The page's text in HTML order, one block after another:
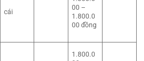
cái
00 –
1.800.0
00 đồng
1.800.0